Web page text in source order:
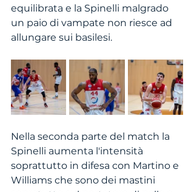
equilibrata e la Spinelli malgrado
un paio di vampate non riesce ad
allungare sui basilesi.
Nella seconda parte del match la
Spinelli aumenta l'intensità
soprattutto in difesa con Martino e
Williams che sono dei mastini